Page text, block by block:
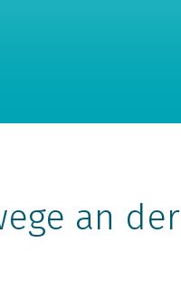
an der